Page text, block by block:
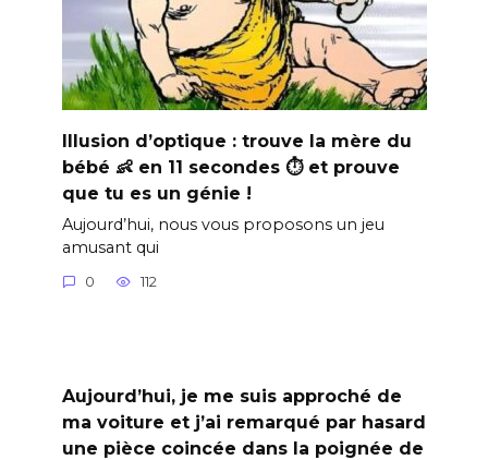
Illusion d’optique : trouve la mère du
bébé 👶 en 11 secondes ⏱️ et prouve
que tu es un génie !
Aujourd’hui, nous vous proposons un jeu
amusant qui
0 112
Aujourd’hui, je me suis approché de
ma voiture et j’ai remarqué par hasard
une pièce coincée dans la poignée de